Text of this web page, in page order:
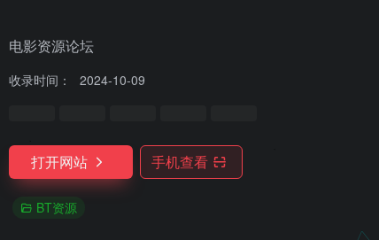
电影资源论坛
收录时间： 2024-10-09
打开网站 手机查看
BT资源